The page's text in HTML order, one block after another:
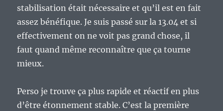
stabilisation était nécessaire et qu’il est en fait
assez bénéfique. Je suis passé sur la 13.04 et si
effectivement on ne voit pas grand chose, il
faut quand même reconnaître que ça tourne
mieux.
Perso je trouve ça plus rapide et réactif en plus
d’être étonnement stable. C’est la première